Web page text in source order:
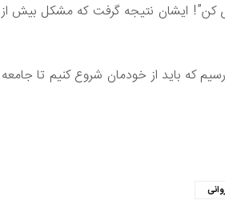
کن”! ایشان نتیجه گرفت که مشکل بیش از
که باید از خودمان شروع کنیم تا جامعه